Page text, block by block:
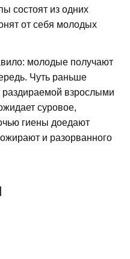
состоят из одних
от себя молодых
молодые получают
Чуть раньше
раздираемой взрослыми
суровое,
гиены доедают
и разорванного